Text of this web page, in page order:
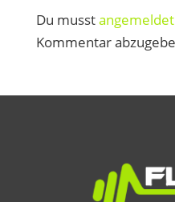
Du musstangemeldet
Kommentar